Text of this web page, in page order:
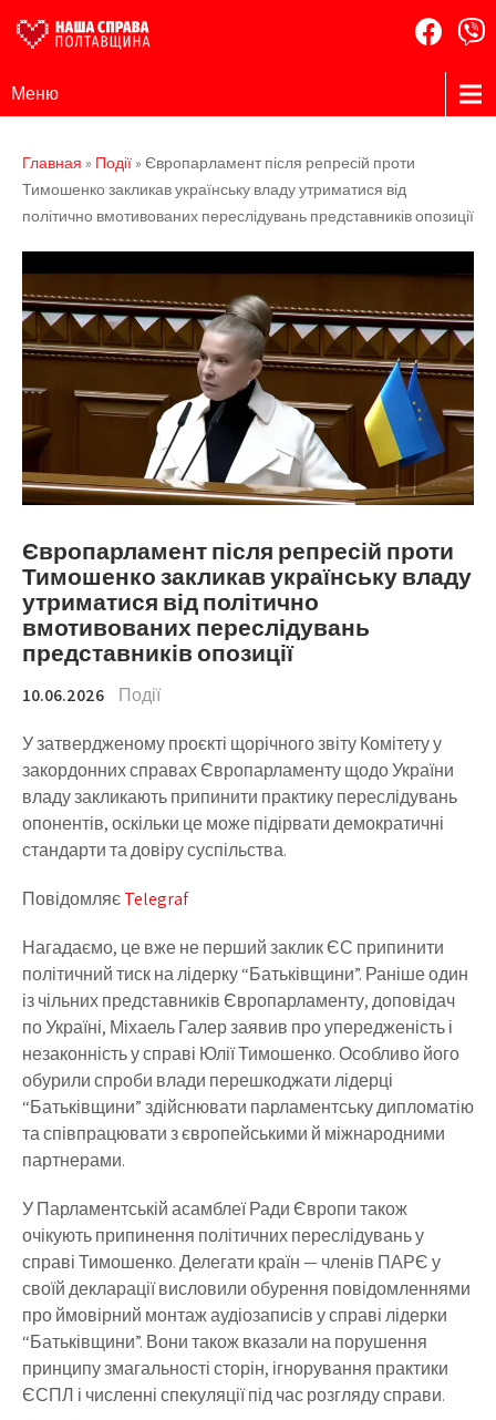
Справа
Полтавщина
організація
Меню
Главная » Події » Європарламент після репресій проти
Тимошенко закликав українську владу утриматися від
політично вмотивованих переслідувань представників опозиції
Європарламент після репресій проти
Тимошенко закликав українську владу
утриматися від політично
вмотивованих переслідувань
представників опозиції
10.06.2026 Події
У затвердженому проєкті щорічного звіту Комітету у
закордонних справах Європарламенту щодо України
владу закликають припинити практику переслідувань
опонентів, оскільки це може підірвати демократичні
стандарти та довіру суспільства.
ПовідомляєTelegraf
Нагадаємо, це вже не перший заклик ЄС припинити
політичний тиск на лідерку “Батьківщини”. Раніше один
із чільних представників Європарламенту, доповідач
по Україні, Міхаель Галер заявив про упередженість і
незаконність у справі Юлії Тимошенко. Особливо його
обурили спроби влади перешкоджати лідерці
“Батьківщини” здійснювати парламентську дипломатію
та співпрацювати з європейськими й міжнародними
партнерами.
У Парламентській асамблеї Ради Європи також
очікують припинення політичних переслідувань у
справі Тимошенко. Делегати країн — членів ПАРЄ у
своїй декларації висловили обурення повідомленнями
про ймовірний монтаж аудіозаписів у справі лідерки
“Батьківщини”. Вони також вказали на порушення
принципу змагальності сторін, ігнорування практики
ЄСПЛ і численні спекуляції під час розгляду справи.